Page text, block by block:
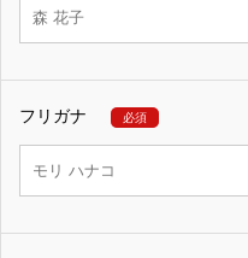
フリガナ 必須